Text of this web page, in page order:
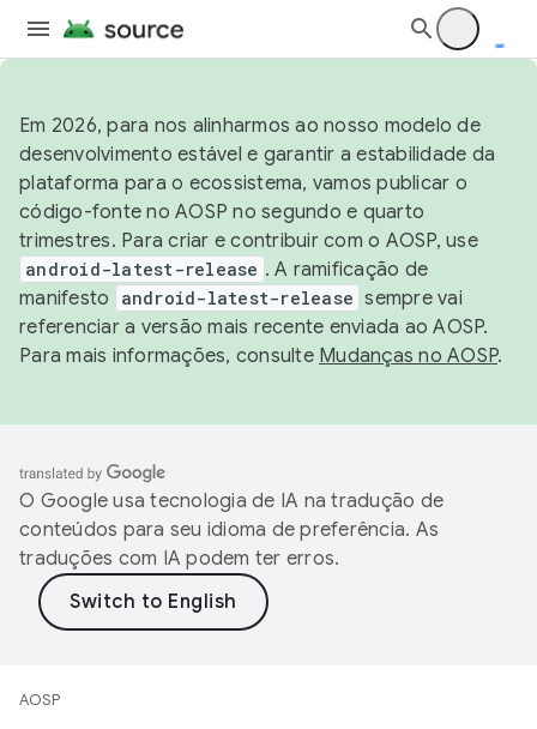
Em 2026, para nos alinharmos ao nosso modelo de
desenvolvimento estável e garantir a estabilidade da
plataforma para o ecossistema, vamos publicar o
código-fonte no AOSP no segundo e quarto
trimestres. Para criar e contribuir com o AOSP, use
android-latest-release . A ramificação de
manifesto
android-latest-release sempre vai
referenciar a versão mais recente enviada ao AOSP.
Para mais informações, consulte Mudanças no AOSP.
O Google usa tecnologia de IA na tradução de
conteúdos para seu idioma de preferência. As
traduções com IA podem ter erros.
AOSP